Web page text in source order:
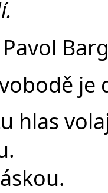
Pavol
hlas